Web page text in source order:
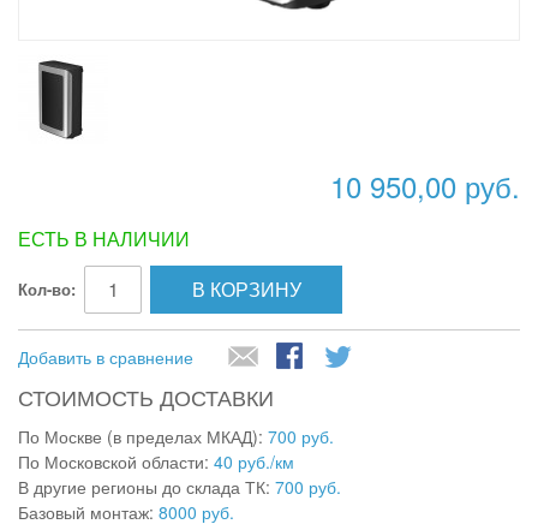
10 950,00 руб.
ЕСТЬ В НАЛИЧИИ
Кол-во: В КОРЗИНУ
Добавить в сравнение
СТОИМОСТЬ ДОСТАВКИ
По Москве (в пределах МКАД): 700 руб.
По Московской области: 40 руб./км
В другие регионы до склада ТК: 700 руб.
Базовый монтаж: 8000 руб.